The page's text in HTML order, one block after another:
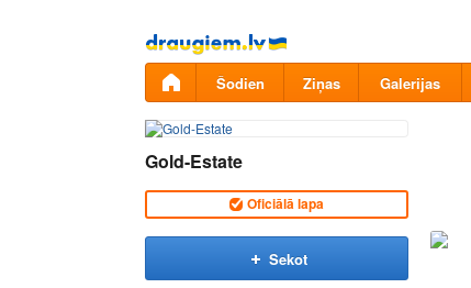
Pāriet
uz
saturu
Šodien Ziņas Galerijas
Gold-Estate
Oficiālā lapa
Sekot